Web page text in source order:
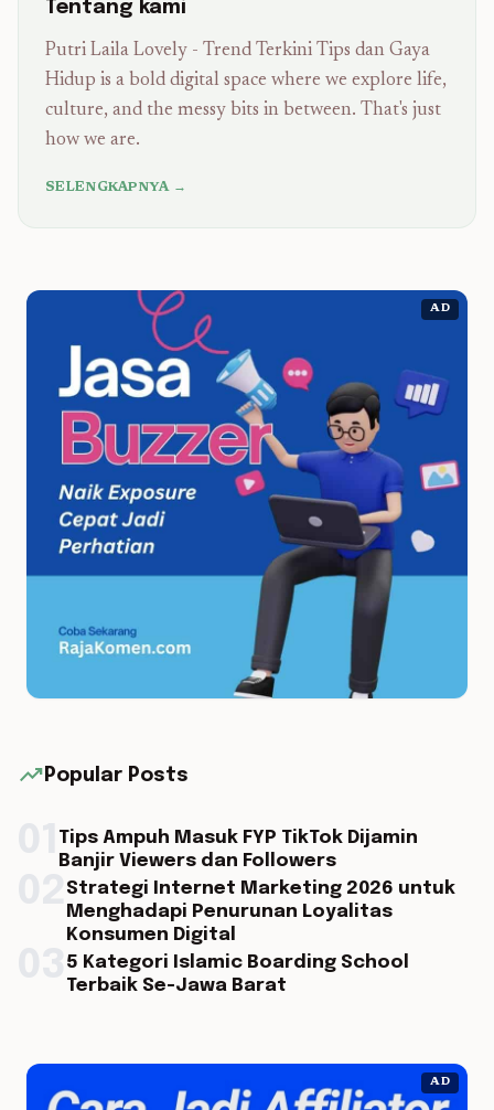
Tentang kami
Putri Laila Lovely - Trend Terkini Tips dan Gaya
Hidup is a bold digital space where we explore life,
culture, and the messy bits in between. That's just
how we are.
SELENGKAPNYA →
AD
trending_up Popular Posts
Tips Ampuh Masuk FYP TikTok Dijamin
Banjir Viewers dan Followers
Strategi Internet Marketing 2026 untuk
Menghadapi Penurunan Loyalitas
Konsumen Digital
5 Kategori Islamic Boarding School
Terbaik Se-Jawa Barat
AD